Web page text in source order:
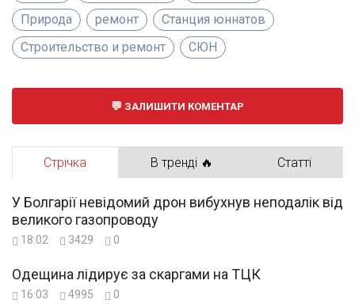
Природа
ремонт
Станция юннатов
Строительство и ремонт
СЮН
ЗАЛИШИТИ КОМЕНТАР
Стрічка В тренді 🔥 Статті
У Болгарії невідомий дрон вибухнув неподалік від
великого газопроводу
18:02 3429 0
Одещина лідирує за скаргами на ТЦК
16:03 4995 0